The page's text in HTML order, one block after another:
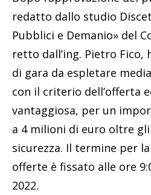
redatto dallo studio
Pubblici e Demanio» del
retto dall’ing. Pietro
di gara da espletare
con il criterio dell’offerta
vantaggiosa, per un
a 4 milioni di euro oltre
sicurezza. Il termine per
offerte è fissato alle ore
2022.